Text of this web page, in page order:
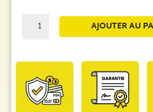
DNX³
4500
Tétrapolaire
AJOUTER AU